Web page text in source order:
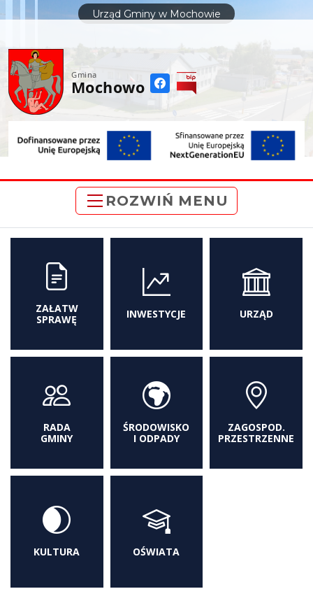
treści
Urząd Gminy w Mochowie
Gmina
Mochowo
ROZWIŃ MENU
ZAŁATW
SPRAWĘ
INWESTYCJE URZĄD
RADA
GMINY
ŚRODOWISKO
I ODPADY
ZAGOSPOD.
PRZESTRZENNE
KULTURA OŚWIATA